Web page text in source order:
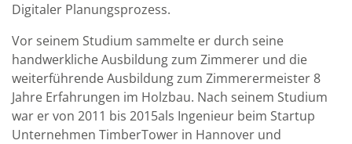
Digitaler Planungsprozess.
Vor seinem Studium sammelte er durch seine
handwerkliche Ausbildung zum Zimmerer und die
weiterführende Ausbildung zum Zimmerermeister 8
Jahre Erfahrungen im Holzbau. Nach seinem Studium
war er von 2011 bis 2015als Ingenieur beim Startup
Unternehmen TimberTower in Hannover und